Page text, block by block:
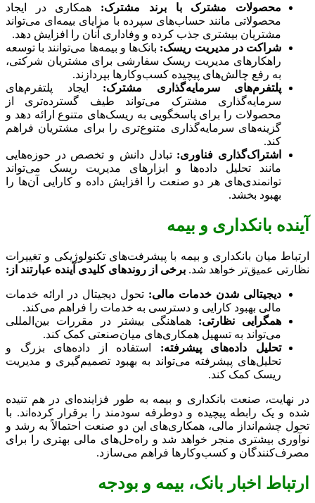
محصولات مشترک با برند مشترک: همکاری در ایجاد
محصولاتی مانند حساب‌های سپرده با مزایای بیمه‌ای می‌تواند
مشتریان بیشتری جذب کرده و وفاداری آنان را افزایش دهد.
شراکت در مدیریت ریسک: بانک‌ها و بیمه‌ها می‌توانند با توسعه
راهکارهای مدیریت ریسک سفارشی برای مشتریان شرکتی،
به رفع چالش‌های پیچیده کسب‌وکارها بپردازند.
پلتفرم‌های سرمایه‌گذاری مشترک: ایجاد پلتفرم‌های
سرمایه‌گذاری مشترک می‌تواند طیف گسترده‌تری از
محصولات را برای پاسخگویی به ریسک‌های متنوع ارائه دهد و
گزینه‌های سرمایه‌گذاری متنوع‌تری را برای مشتریان فراهم
کند.
اشتراک‌گذاری فناوری: تبادل دانش و تخصص در حوزه‌هایی
مانند تحلیل داده‌ها و ابزارهای مدیریت ریسک می‌تواند
توانمندی‌های هر دو صنعت را افزایش داده و کارایی آن‌ها را
بهبود بخشد.
آینده بانکداری و بیمه
ارتباط میان بانکداری و بیمه با پیشرفت‌های تکنولوژیکی و تغییرات
نظارتی عمیق‌تر خواهد شد. برخی از روندهای کلیدی آینده عبارتند از:
دیجیتالی شدن خدمات مالی: تحول دیجیتال در ارائه خدمات
مالی بهبود کارایی و دسترسی به خدمات را فراهم می‌کند.
همگرایی نظارتی: هماهنگی بیشتر در مقررات بین‌المللی
می‌تواند به تسهیل همکاری‌های میان‌صنعتی کمک کند.
تحلیل داده‌های پیشرفته: استفاده از داده‌های بزرگ و
تحلیل‌های پیشرفته می‌تواند به بهبود تصمیم‌گیری و مدیریت
ریسک کمک کند.
در نهایت، صنعت بانکداری و بیمه به طور فزاینده‌ای در هم تنیده
شده و یک رابطه پیچیده و دوطرفه سودمند را برقرار کرده‌اند. با
تحول چشم‌انداز مالی، همکاری‌های این دو صنعت احتمالاً به رشد و
نوآوری بیشتری منجر خواهد شد و راه‌حل‌های مالی بهتری را برای
مصرف‌کنندگان و کسب‌وکارها فراهم می‌سازد.
ارتباط اخبار بانک، بیمه و بودجه